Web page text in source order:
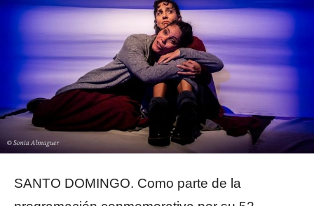
SANTO DOMINGO. Como parte de la